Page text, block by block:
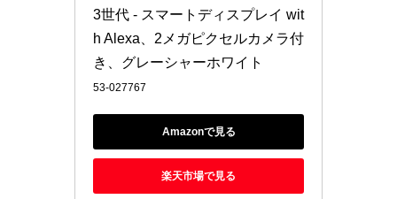
3世代 - スマートディスプレイ wit
h Alexa、2メガピクセルカメラ付
き、グレーシャーホワイト
53-027767
Amazonで見る
楽天市場で見る